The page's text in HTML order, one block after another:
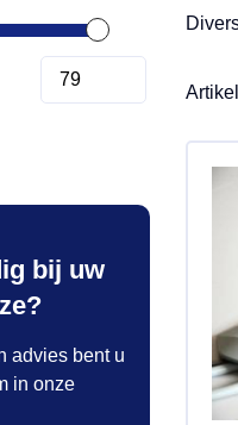
bij uw
advies bent u
in onze